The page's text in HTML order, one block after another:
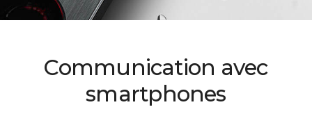
Communication avec
smartphones